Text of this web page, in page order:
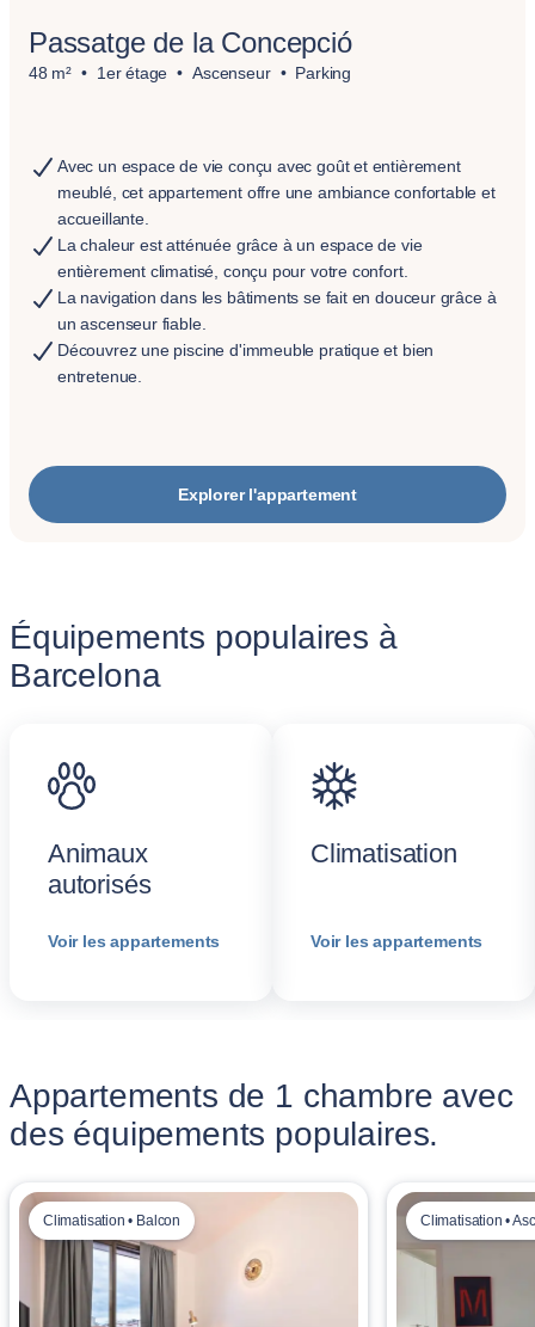
Passatge de la Concepció
48 m² 1er étage Ascenseur Parking
Avec un espace de vie conçu avec goût et entièrement
meublé, cet appartement offre une ambiance confortable et
accueillante.
La chaleur est atténuée grâce à un espace de vie
entièrement climatisé, conçu pour votre confort.
La navigation dans les bâtiments se fait en douceur grâce à
un ascenseur fiable.
Découvrez une piscine d'immeuble pratique et bien
entretenue.
Explorer l'appartement
Équipements populaires à
Barcelona
Animaux
autorisés
Voir les appartements
Climatisation
Voir les appartements
Appartements de 1 chambre avec
des équipements populaires.
Climatisation • Balcon Climatisation •